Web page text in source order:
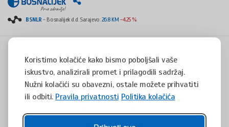
Koristimo kolačiće kako bismo poboljšali vaše
iskustvo, analizirali promet i prilagodili sadržaj.
Nužni kolačići su obavezni, ostale možete prihvatiti
ili odbiti. Pravila privatnosti Politika kolačića
BSNLR- Bosnalijek d.d. Sarajevo:26.8 KM -4.25 %
Copyright © 2008 - 2017 - All rights reserved - Jukićeva 53, 71000 Sarajevo, Bosnia and
Herzegovina
tel. +387(0)33 254 400 - fax. +387(0)33 814 253 -
info@bosnalijek.ba
design byDWS- July 2016